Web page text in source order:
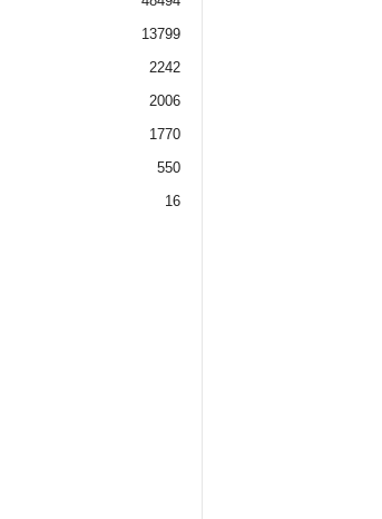
13799
2242
2006
1770
550
16